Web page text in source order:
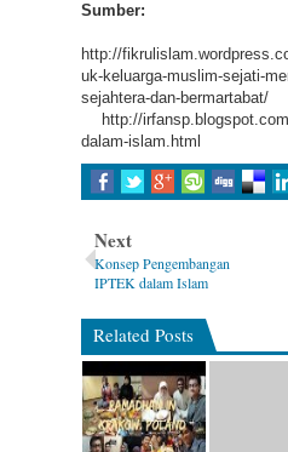
Sumber:
http://
uk-keluarga-muslim-sejati-
sejahtera-dan-bermartabat/
http://
dalam-islam.html
Next
Konsep Pengembangan
IPTEK dalam Islam
Related Posts